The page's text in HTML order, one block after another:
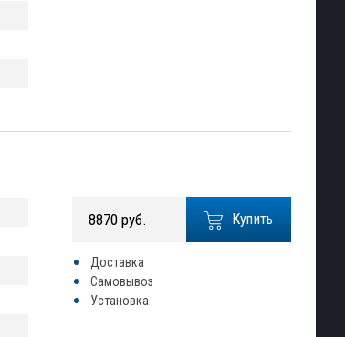
Купить
8870 руб.
Доставка
Самовывоз
Установка